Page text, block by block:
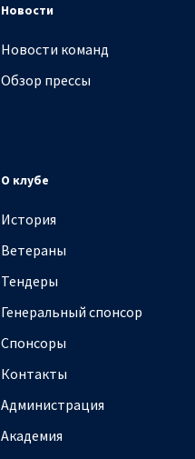
Новости
Новости команд
Обзор прессы
О клубе
История
Ветераны
Тендеры
Генеральный спонсор
Спонсоры
Контакты
Администрация
Академия